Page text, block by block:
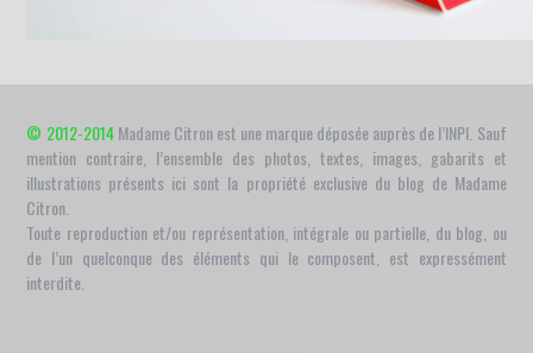
© 2012-2014Madame Citron est une marque déposée auprès de l’INPI. Sauf
mention contraire, l’ensemble des photos, textes, images, gabarits et
illustrations présents ici sont la propriété exclusive du blog de Madame
Citron.
Toute reproduction et/ou représentation, intégrale ou partielle, du blog, ou
de l’un quelconque des éléments qui le composent, est expressément
interdite.